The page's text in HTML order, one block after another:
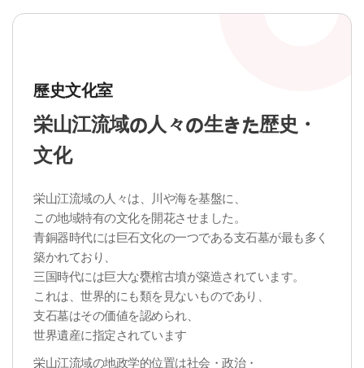
歷史文化室
栄山江流域の人々の生きた歴史・
文化
栄山江流域の人々は、川や海を基盤に、
この地域特有の文化を開花させました。
青銅器時代には巨石文化の一つである支石墓が最も多く
築かれており、
三国時代には巨大な甕棺古墳が築造されています。
これは、世界的にも類を見ないものであり、
支石墓はその価値を認められ、
世界遺産に指定されています
栄山江流域の地政学的位置は社会・政治・